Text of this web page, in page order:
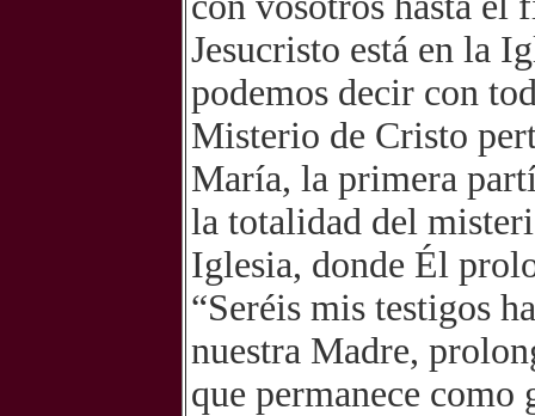
Jesucristo está en la
podemos decir con
Misterio de Cristo
María, la primera
la totalidad del
Iglesia, donde Él
“Seréis mis testigos
nuestra Madre,
que permanece como